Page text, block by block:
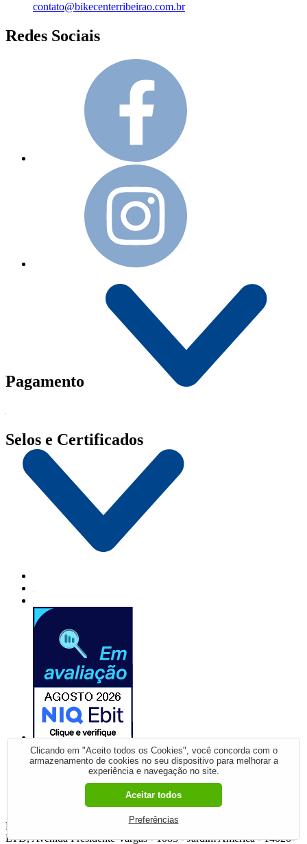
contato@bikecenterribeirao.com.br
Redes Sociais
Pagamento
Selos e Certificados
Verificada por
BIKE CENTER RIBEIRAO COMERCIO DE BICICLETAS
LTD, Avenida Presidente Vargas - 1083 - Jardim América - 14020-
Clicando em "Aceito todos os Cookies", você concorda com o
armazenamento de cookies no seu dispositivo para melhorar a
experiência e navegação no site.
Preferências
Aceitar todos